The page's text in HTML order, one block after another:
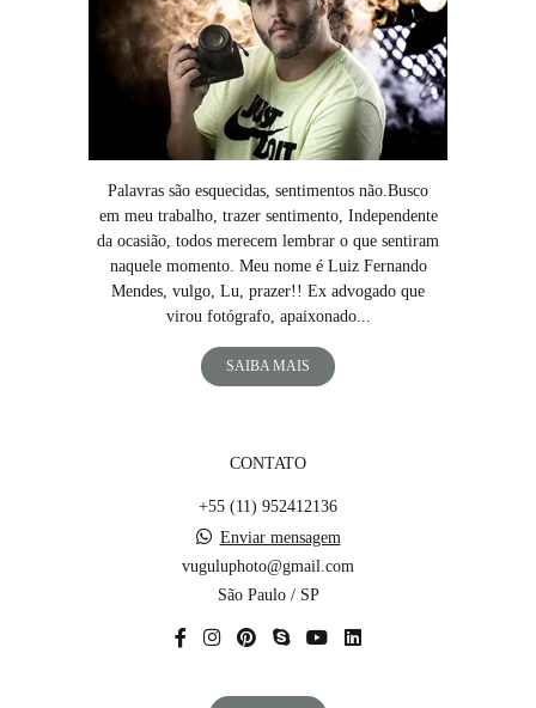
Palavras são esquecidas, sentimentos não.Busco
em meu trabalho, trazer sentimento, Independente
da ocasião, todos merecem lembrar o que sentiram
naquele momento. Meu nome é Luiz Fernando
Mendes, vulgo, Lu, prazer!! Ex advogado que
virou fotógrafo, apaixonado...
SAIBA MAIS
CONTATO
+55 (11) 952412136
Enviar mensagem
vuguluphoto@gmail.com
São Paulo / SP